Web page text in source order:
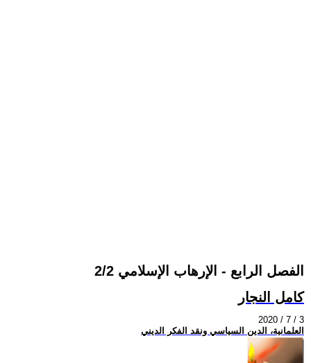
الفصل الرابع - الإرهاب الإسلامي 2/2
كامل النجار
2020 / 7 / 3
العلمانية، الدين السياسي ونقد الفكر الديني